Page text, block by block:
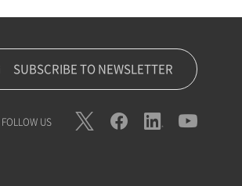
SUBSCRIBE TO NEWSLETTER
FOLLOW US